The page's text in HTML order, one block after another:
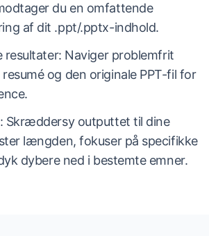
du en omfattende
af dit .ppt/.pptx-indhold.
resultater: Naviger problemfrit
og den originale PPT-fil for
Skræddersy outputtet til dine
længden, fokuser på specifikke
dybere ned i bestemte emner.